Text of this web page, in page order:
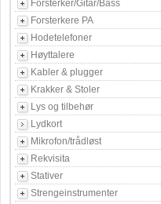
Forsterker/Gitar/Bass
Forsterkere PA
Hodetelefoner
Høyttalere
Kabler & plugger
Krakker & Stoler
Lys og tilbehør
Lydkort
Mikrofon/trådløst
Rekvisita
Stativer
Strengeinstrumenter